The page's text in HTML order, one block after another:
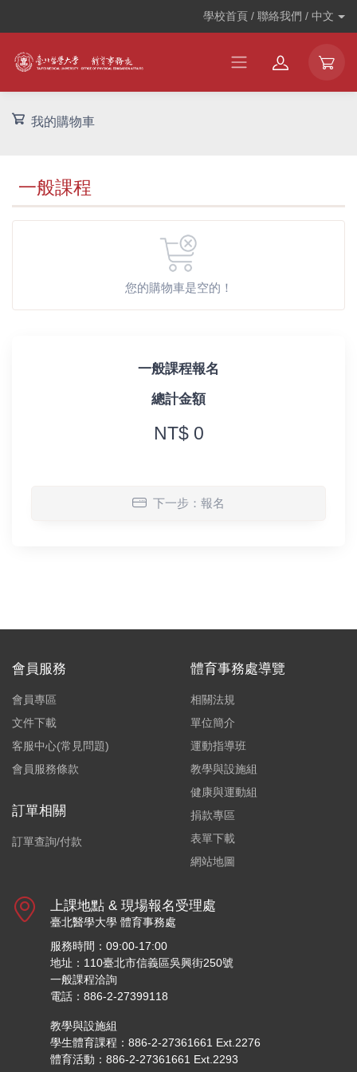
學校首頁 / 聯絡我們 /中文
我的購物車
一般課程
您的購物車是空的！
一般課程報名
總計金額
NT$ 0
下一步：報名
會員服務
會員專區
文件下載
客服中心(常見問題)
會員服務條款
訂單相關
訂單查詢/付款
體育事務處導覽
相關法規
單位簡介
運動指導班
教學與設施組
健康與運動組
捐款專區
表單下載
網站地圖
上課地點 & 現場報名受理處
臺北醫學大學 體育事務處
服務時間：09:00-17:00
地址：110臺北市信義區吳興街250號
一般課程洽詢
電話：886-2-27399118
教學與設施組
學生體育課程：886-2-27361661 Ext.2276
體育活動：886-2-27361661 Ext.2293